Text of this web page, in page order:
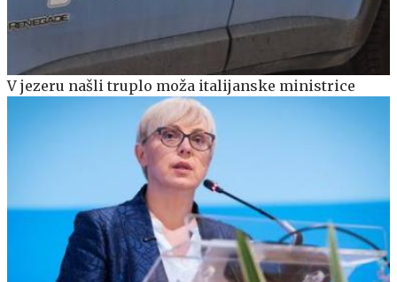
V jezeru našli truplo moža italijanske ministrice